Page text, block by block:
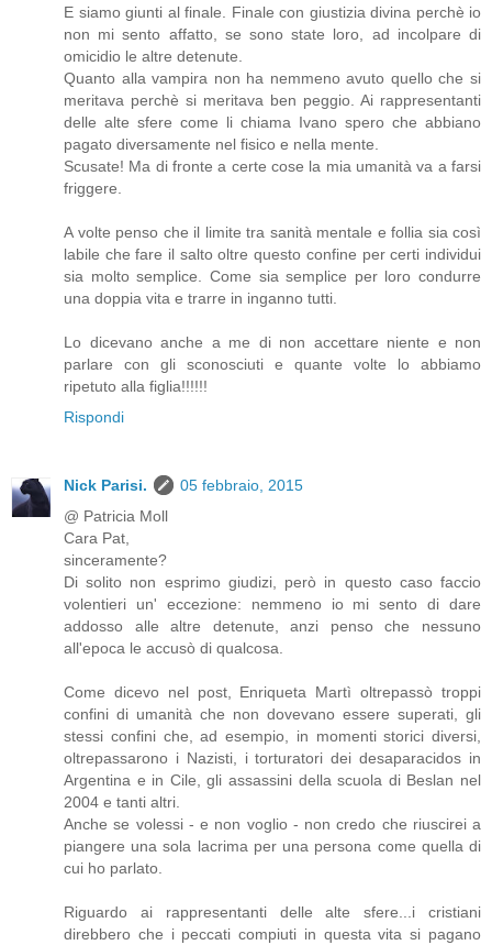
E siamo giunti al finale. Finale con giustizia divina perchè io
non mi sento affatto, se sono state loro, ad incolpare di
omicidio le altre detenute.
Quanto alla vampira non ha nemmeno avuto quello che si
meritava perchè si meritava ben peggio. Ai rappresentanti
delle alte sfere come li chiama Ivano spero che abbiano
pagato diversamente nel fisico e nella mente.
Scusate! Ma di fronte a certe cose la mia umanità va a farsi
friggere.
A volte penso che il limite tra sanità mentale e follia sia così
labile che fare il salto oltre questo confine per certi individui
sia molto semplice. Come sia semplice per loro condurre
una doppia vita e trarre in inganno tutti.
Lo dicevano anche a me di non accettare niente e non
parlare con gli sconosciuti e quante volte lo abbiamo
ripetuto alla figlia!!!!!!
Rispondi
Nick Parisi.
05 febbraio, 2015
@ Patricia Moll
Cara Pat,
sinceramente?
Di solito non esprimo giudizi, però in questo caso faccio
volentieri un' eccezione: nemmeno io mi sento di dare
addosso alle altre detenute, anzi penso che nessuno
all'epoca le accusò di qualcosa.
Come dicevo nel post, Enriqueta Martì oltrepassò troppi
confini di umanità che non dovevano essere superati, gli
stessi confini che, ad esempio, in momenti storici diversi,
oltrepassarono i Nazisti, i torturatori dei desaparacidos in
Argentina e in Cile, gli assassini della scuola di Beslan nel
2004 e tanti altri.
Anche se volessi - e non voglio - non credo che riuscirei a
piangere una sola lacrima per una persona come quella di
cui ho parlato.
Riguardo ai rappresentanti delle alte sfere...i cristiani
direbbero che i peccati compiuti in questa vita si pagano